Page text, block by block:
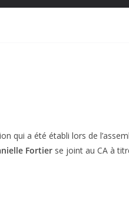
qui a été établi lors de
Fortier se joint au CA à